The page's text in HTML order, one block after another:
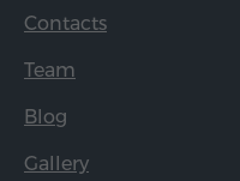
Contacts
Team
Blog
Gallery